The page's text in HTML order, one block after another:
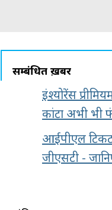
सम्बंधित ख़बरें
इंश्योरेंस
कांटा अभी भी
आईपीएल
जीएसटी -